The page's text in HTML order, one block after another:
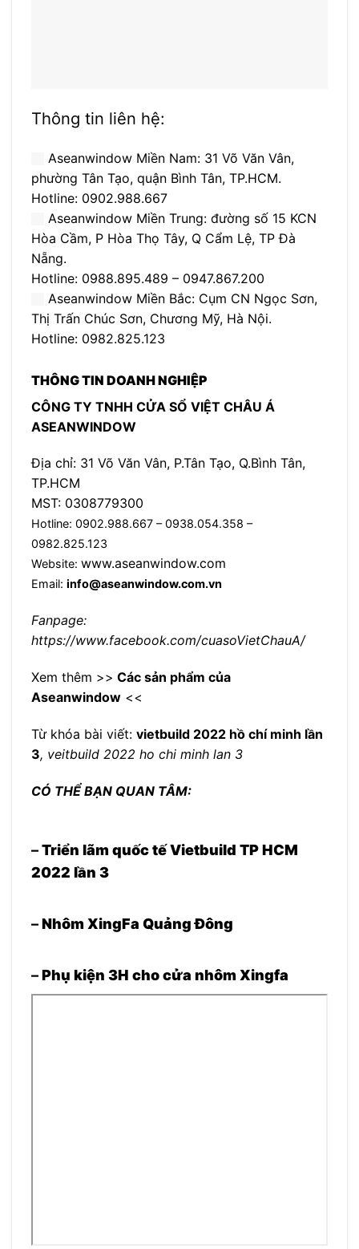
Thông tin liên hệ:
Aseanwindow Miền Nam: 31 Võ Văn Vân,
phường Tân Tạo, quận Bình Tân, TP.HCM.
Hotline: 0902.988.667
Aseanwindow Miền Trung: đường số 15 KCN
Hòa Cầm, P Hòa Thọ Tây, Q Cẩm Lệ, TP Đà
Nẵng.
Hotline: 0988.895.489 – 0947.867.200
Aseanwindow Miền Bắc: Cụm CN Ngọc Sơn,
Thị Trấn Chúc Sơn, Chương Mỹ, Hà Nội.
Hotline: 0982.825.123
THÔNG TIN DOANH NGHIỆP
CÔNG TY TNHH CỬA SỔ VIỆT CHÂU Á
ASEANWINDOW
Địa chỉ: 31 Võ Văn Vân, P.Tân Tạo, Q.Bình Tân,
TP.HCM
MST: 0308779300
Hotline: 0902.988.667 – 0938.054.358 –
0982.825.123
Website: www.aseanwindow.com
Email: info@aseanwindow.com.vn
Fanpage:
https://www.facebook.com/cuasoVietChauA/
Xem thêm >> Các sản phẩm của
Aseanwindow <<
Từ khóa bài viết: vietbuild 2022 hồ chí minh lần
3, veitbuild 2022 ho chi minh lan 3
CÓ THỂ BẠN QUAN TÂM:
–Triển lãm quốc tế Vietbuild TP HCM
2022 lần 3
–Nhôm XingFa Quảng Đông
–Phụ kiện 3H cho cửa nhôm Xingfa